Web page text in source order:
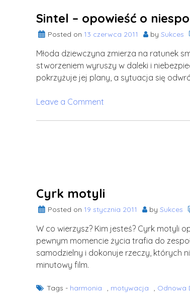
Sintel – opowieść o
Posted on 13 czerwca 2011 by Sukces
Młoda dziewczyna zmierza na ratunek
stworzeniem wyruszy w daleki i
pokrzyżuje jej plany, a sytuacja się
Leave a Comment
Cyrk motyli
Posted on 19 stycznia 2011 by Sukces
W co wierzysz? Kim jesteś? Cyrk motyli
pewnym momencie życia trafia do
samodzielny i dokonuje rzeczy, których
minutowy film.
Tags - harmonia , motywacja , Odnowa